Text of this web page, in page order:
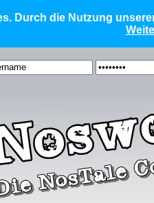
Durch die Nutzung